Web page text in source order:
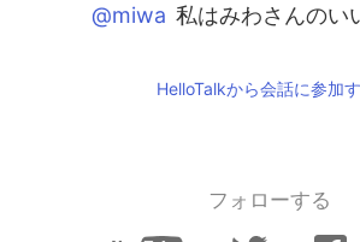
@miwa 私はみわさんのい
は、素敵な今日の日を忘れ
す。 私にも、兄がいます
ような、優しい兄です(^^)
HelloTalkから会話に参加
フォローする